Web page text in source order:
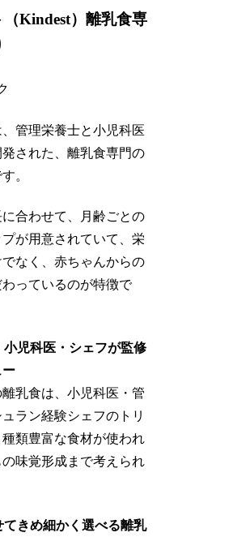
（Kindest）離乳食専
管理栄養士と小児科医
された、離乳食専門の
。
合わせて、月齢ごとの
が用意されていて、栄
なく、赤ちゃんからの
っているのが特徴で
小児科医・シェフが監修
ー
乳食は、小児科医・管
ラン経験シェフのトリ
類豊富な食材が使われ
味覚形成まで考えられ
てきめ細かく選べる離乳